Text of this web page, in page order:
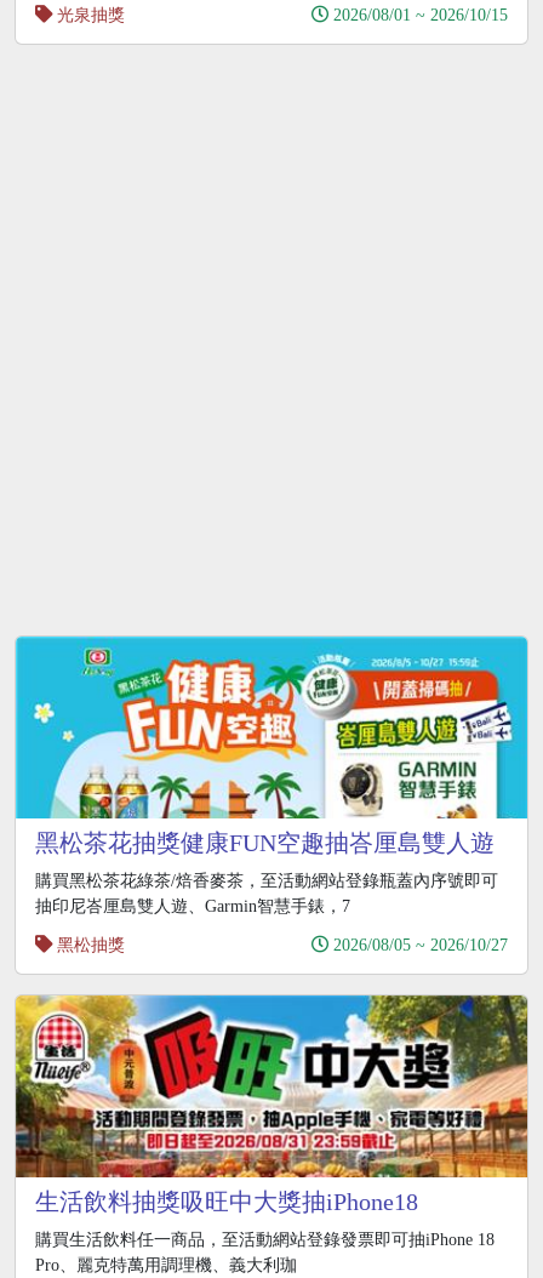
光泉抽獎 2026/08/01 ~ 2026/10/15
黑松茶花抽獎健康FUN空趣抽峇厘島雙人遊
購買黑松茶花綠茶/焙香麥茶，至活動網站登錄瓶蓋內序號即可
抽印尼峇厘島雙人遊、Garmin智慧手錶，7
黑松抽獎
2026/08/05 ~ 2026/10/27
生活飲料抽獎吸旺中大獎抽iPhone18
購買生活飲料任一商品，至活動網站登錄發票即可抽iPhone 18
Pro、麗克特萬用調理機、義大利珈